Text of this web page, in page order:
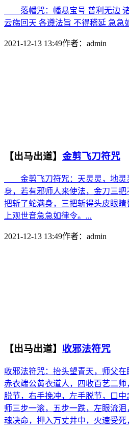
落幡咒：幡悬宝号 普利无边 诸
云旆回天 各遵法旨 不得稽延 急急
2021-12-13 13:49作者： admin
【出马出道】 金剪飞刀符咒
金剪飞刀符咒：天灵灵，地灵
身，若有邪师人来使法，金刀三
把斩了蛇满身，三把斩得头皮眼
上观世音急急如律令。...
2021-12-13 13:49作者： admin
【出马出道】 收邪法符咒
收邪法符咒：抬头望青天，师父
赤衣端公黄衣道人，四收百艺二
脱节，右手挽冲，左手脱节，口
师三步一滚，五步一跌，左眼流
魂决命，押入万丈井中，火速受死